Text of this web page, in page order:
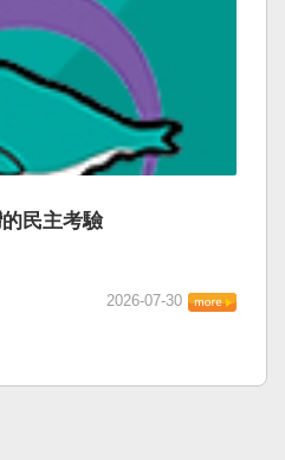
民主考驗
2026-07-30